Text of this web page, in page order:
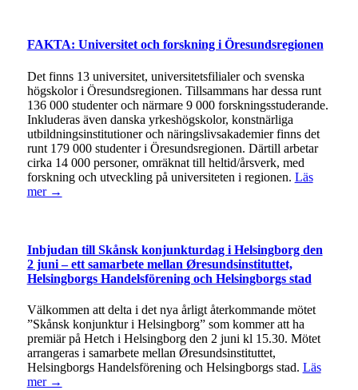
FAKTA: Universitet och forskning i Öresundsregionen
Det finns 13 universitet, universitetsfilialer och svenska
högskolor i Öresundsregionen. Tillsammans har dessa runt
136 000 studenter och närmare 9 000 forskningsstuderande.
Inkluderas även danska yrkeshögskolor, konstnärliga
utbildningsinstitutioner och näringslivsakademier finns det
runt 179 000 studenter i Öresundsregionen. Därtill arbetar
cirka 14 000 personer, omräknat till heltid/årsverk, med
forskning och utveckling på universiteten i regionen. Läs
mer →
Inbjudan till Skånsk konjunkturdag i Helsingborg den
2 juni – ett samarbete mellan Øresundsinstituttet,
Helsingborgs Handelsförening och Helsingborgs stad
Välkommen att delta i det nya årligt återkommande mötet
”Skånsk konjunktur i Helsingborg” som kommer att ha
premiär på Hetch i Helsingborg den 2 juni kl 15.30. Mötet
arrangeras i samarbete mellan Øresundsinstituttet,
Helsingborgs Handelsförening och Helsingborgs stad. Läs
mer →